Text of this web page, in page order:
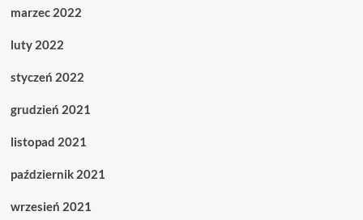
marzec 2022
luty 2022
styczeń 2022
grudzień 2021
listopad 2021
październik 2021
wrzesień 2021